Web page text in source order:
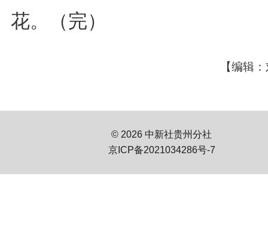
花。（完）
【编辑
© 2026 中新社贵州分社
京ICP备2021034286号-7